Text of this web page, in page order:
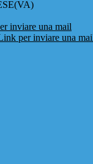
inviare una mail
per inviare una